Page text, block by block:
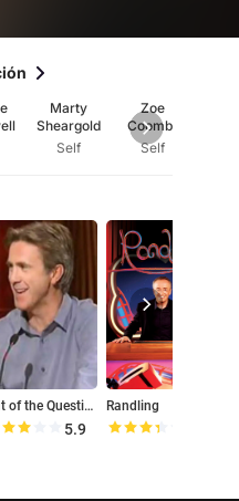
Marty
Sheargold
Self
Zoe
Coombs
Marr
Self
Out of the Question
5.9
Randling